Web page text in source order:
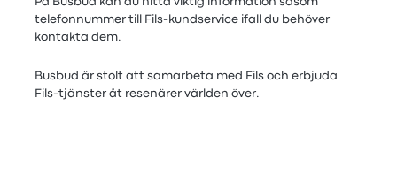
På Busbud kan du hitta viktig information såsom
telefonnummer till Fils-kundservice ifall du behöver
kontakta dem.
Busbud är stolt att samarbeta med Fils och erbjuda
Fils-tjänster åt resenärer världen över.